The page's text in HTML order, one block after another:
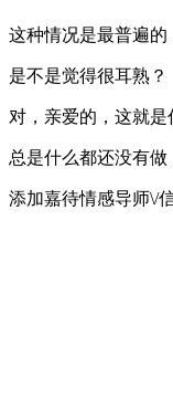
这种情况是最普遍的
是不是觉得很耳熟？
对，亲爱的，这就是
总是什么都还没有
添加嘉待情感导师\/信